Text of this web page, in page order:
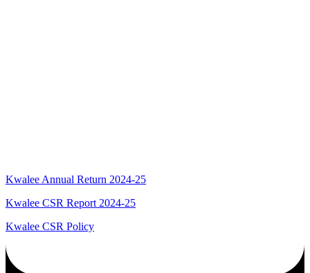
Kwalee Annual Return 2024-25
Kwalee CSR Report 2024-25
Kwalee CSR Policy